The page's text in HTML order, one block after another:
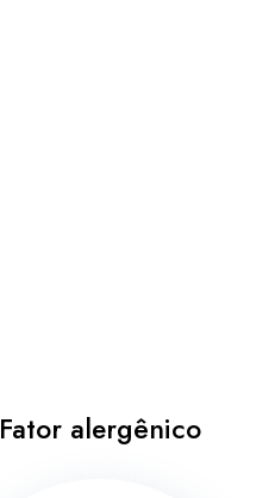
Fator alergênico